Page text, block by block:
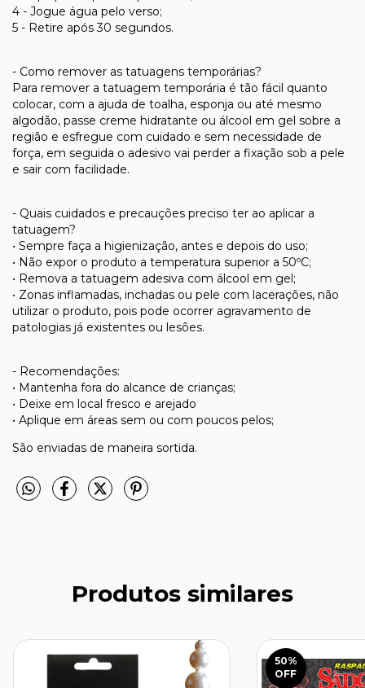
4 - Jogue água pelo verso;
5 - Retire após 30 segundos.
- Como remover as tatuagens temporárias?
Para remover a tatuagem temporária é tão fácil quanto
colocar, com a ajuda de toalha, esponja ou até mesmo
algodão, passe creme hidratante ou álcool em gel sobre a
região e esfregue com cuidado e sem necessidade de
força, em seguida o adesivo vai perder a fixação sob a pele
e sair com facilidade.
- Quais cuidados e precauções preciso ter ao aplicar a
tatuagem?
• Sempre faça a higienização, antes e depois do uso;
• Não expor o produto a temperatura superior a 50ºC;
• Remova a tatuagem adesiva com álcool em gel;
• Zonas inflamadas, inchadas ou pele com lacerações, não
utilizar o produto, pois pode ocorrer agravamento de
patologias já existentes ou lesões.
- Recomendações:
• Mantenha fora do alcance de crianças;
• Deixe em local fresco e arejado
• Aplique em áreas sem ou com poucos pelos;
São enviadas de maneira sortida.
Produtos similares
50%
OFF